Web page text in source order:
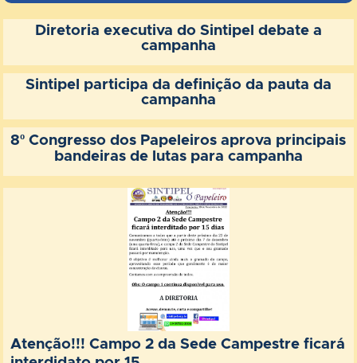
Diretoria executiva do Sintipel debate a
campanha
Sintipel participa da definição da pauta da
campanha
8º Congresso dos Papeleiros aprova principais
bandeiras de lutas para campanha
Atenção!!! Campo 2 da Sede Campestre ficará